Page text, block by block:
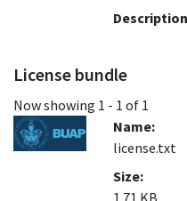
License bundle
Now showing 1 - 1 of 1
Name:
license.txt
Size: